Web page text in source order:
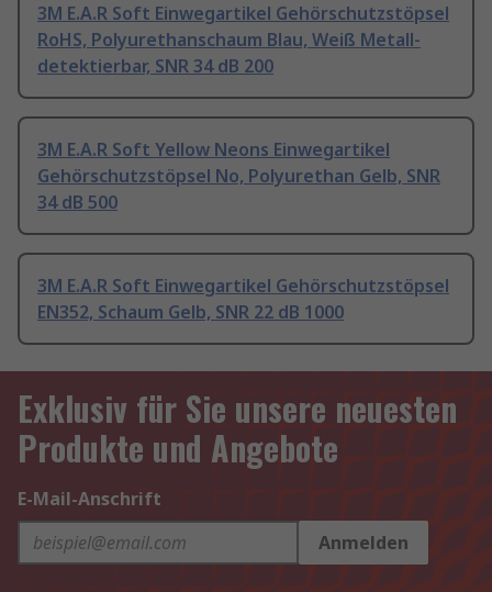
3M E.A.R Soft Einwegartikel Gehörschutzstöpsel
RoHS, Polyurethanschaum Blau, Weiß Metall-
detektierbar, SNR 34 dB 200
3M E.A.R Soft Yellow Neons Einwegartikel
Gehörschutzstöpsel No, Polyurethan Gelb, SNR
34 dB 500
3M E.A.R Soft Einwegartikel Gehörschutzstöpsel
EN352, Schaum Gelb, SNR 22 dB 1000
Exklusiv für Sie unsere neuesten
Produkte und Angebote
E-Mail-Anschrift
Anmelden